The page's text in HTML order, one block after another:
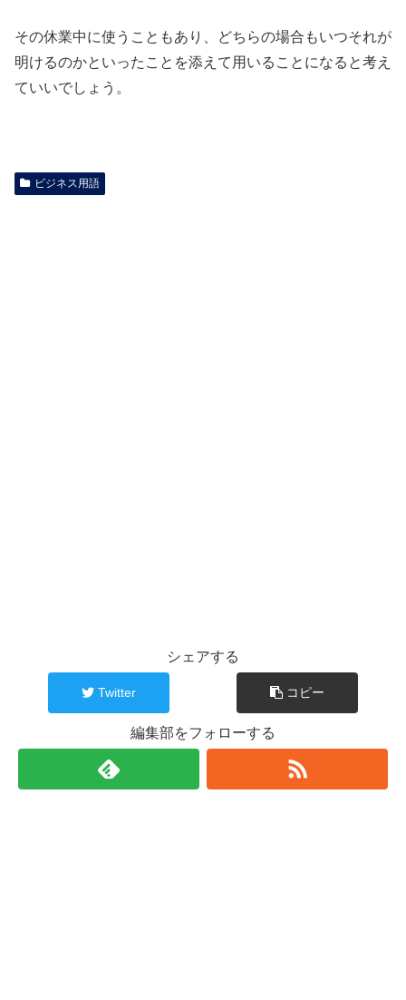
その休業中に使うこともあり、どちらの場合もいつそれが
明けるのかといったことを添えて用いることになると考え
ていいでしょう。
ビジネス用語
シェアする
Twitter コピー
編集部をフォローする